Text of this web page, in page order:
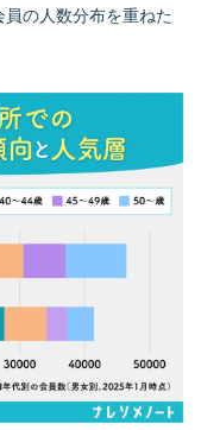
の人数分布を重ねた